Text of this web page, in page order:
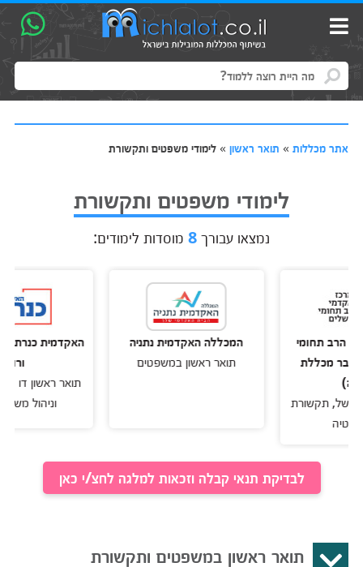
אתר מכללות» תואר ראשון» לימודי משפטים ותקשורת
לימודי משפטים ותקשורת
נמצאו עבורך8 מוסדות לימודים:
תחומי
תקשורת
המכללה האקדמית נתניה
תואר ראשון במשפטים
האקדמית כנרת
תואר ראשון דו חוגי
וניהול משאבי אנוש
לבדיקת תנאי קבלה וזכאות למלגה לחצ/י כאן
תואר ראשון במשפטים ותקשורת